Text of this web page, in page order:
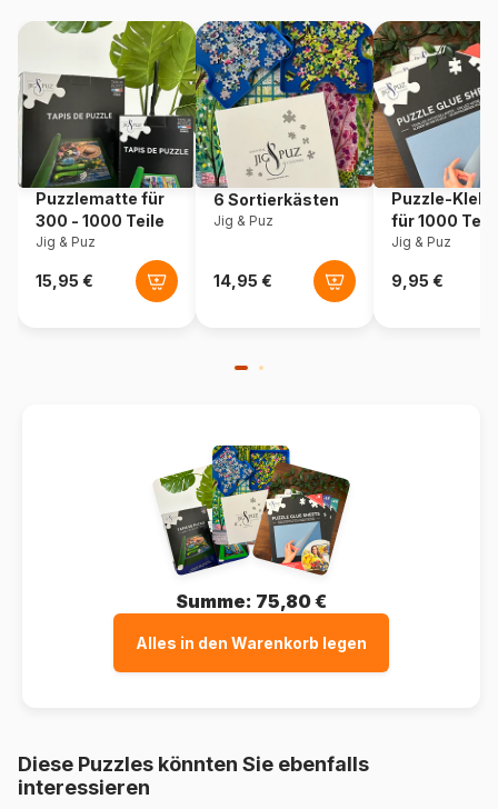
Artikelnummer Grafika-F-33382
EAN 3663384333828
Teileanzahl 1000 Teile
Maße 69 x 48 cm
Puzzlematte für
300 - 1000 Teile
Jig & Puz
6 Sortierkästen
Jig & Puz
Puzzle-
für 1000
Jig & Puz
Summe: 75,80 €
Alles in den Warenkorb legen
Diese Puzzles könnten Sie ebenfalls
interessieren